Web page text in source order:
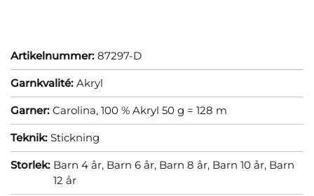
Artikelnummer: 87297-D
Garnkvalité: Akryl
Garner: Carolina, 100 % Akryl 50 g = 128 m
Teknik: Stickning
Storlek: Barn 4 år, Barn 6 år, Barn 8 år, Barn 10 år, Barn
12 år